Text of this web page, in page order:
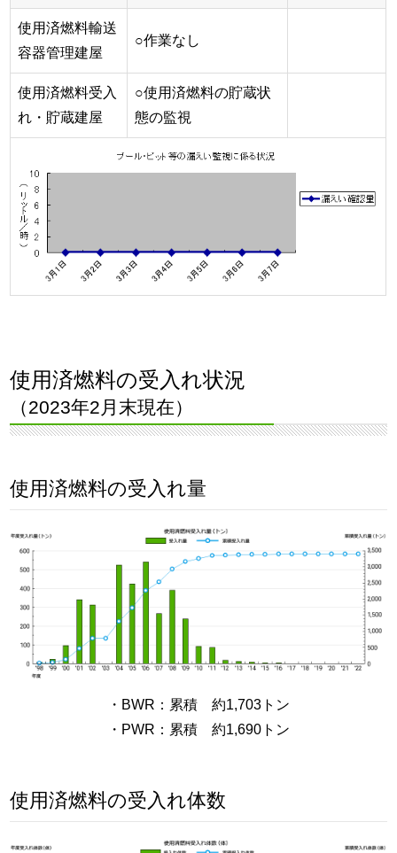
使用済燃料輸送
容器管理建屋
○作業なし
使用済燃料受入
れ・貯蔵建屋
○使用済燃料の貯蔵状
態の監視
使用済燃料の受入れ状況
（2023年2月末現在）
使用済燃料の受入れ量
・BWR：累積 約1,703トン
・PWR：累積 約1,690トン
使用済燃料の受入れ体数